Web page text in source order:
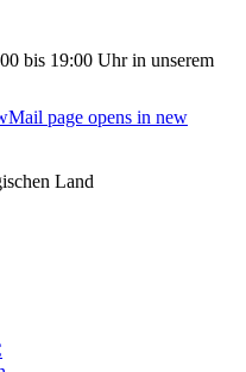
bis 19:00 Uhr in unserem
Mail page opens in new
Land